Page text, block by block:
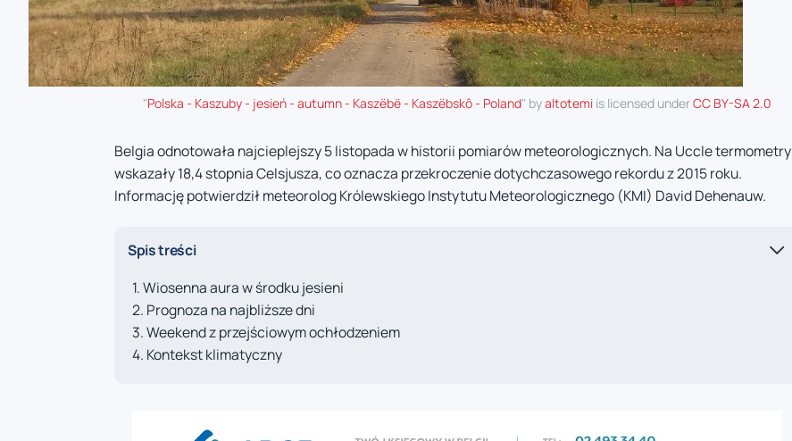
"Polska - Kaszuby - jesień - autumn - Kaszëbë - Kaszëbskô - Poland" byaltotemi is licensed underCC BY-SA 2.0
Belgia odnotowała najcieplejszy 5 listopada w historii pomiarów meteorologicznych. Na Uccle termometry
wskazały 18,4 stopnia Celsjusza, co oznacza przekroczenie dotychczasowego rekordu z 2015 roku.
Informację potwierdził meteorolog Królewskiego Instytutu Meteorologicznego (KMI) David Dehenauw.
Spis treści
Wiosenna aura w środku jesieni
Prognoza na najbliższe dni
Weekend z przejściowym ochłodzeniem
Kontekst klimatyczny